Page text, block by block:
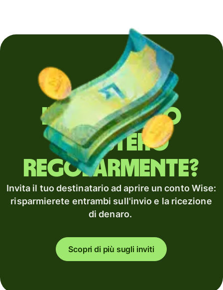
Invii denaro
all'estero
regolarmente?
Invita il tuo destinatario ad aprire un conto Wise:
risparmierete entrambi sull'invio e la ricezione
di denaro.
Scopri di più sugli inviti